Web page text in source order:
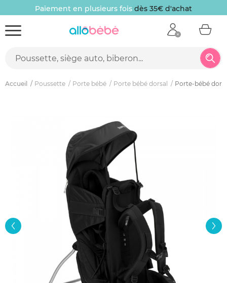
Paiement en plusieurs fois dès 35€ d'achat
Accueil Poussette Porte bébé Porte bébé dorsal Porte-bébé